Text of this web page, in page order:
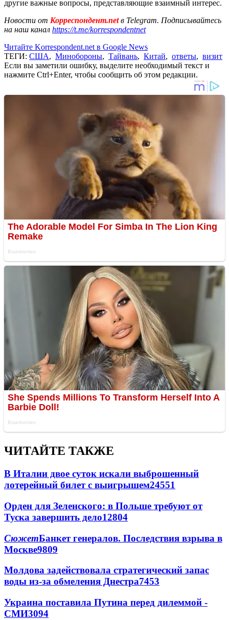
другие важные вопросы, представляющие взаимный интерес.
Новости от Корреспондент.netв Telegram. Подписывайтесь
на наш канал https://t.me/korrespondentnet
Читайте Korrespondent.net в Google News
ТЕГИ: США, Минобороны, Тайвань, Китай, ответы, визит
Если вы заметили ошибку, выделите необходимый текст и
нажмите Ctrl+Enter, чтобы сообщить об этом редакции.
ЧИТАЙТЕ ТАКЖЕ
В Италии двое суток искали выброшенный
лотерейный билет с выигрышем24551
Орден для Зеленского: в Польше требуют от
Туска завершить дело12804
СюжетБанкет генералов. Последствия взрыва в
Москве9809
Молдова задействовала стратегический запас
воды из-за обмеления Днестра7453
Украина поставила Путина перед дилеммой -
СМИ3094